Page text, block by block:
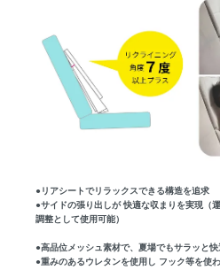
●リアシートでリラックスできる構造を追求
●サイドの張り出しが 快適な収まりを実現（
調整として使用可能）
●高品位メッシュ素材で、夏場でもサラッと快
●重みのあるウレタンを使用し フック等を使